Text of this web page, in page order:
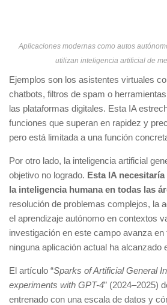
Aplicaciones modernas como autos
utilizan inteligencia artificial de
Ejemplos son los asistentes virtuales
chatbots, filtros de spam o
las plataformas digitales. Esta IA
funciones que superan en rapidez y
pero está limitada a una función
Por otro lado, la inteligencia artificial
objetivo no logrado. Esta IA
la inteligencia humana en todas las
resolución de problemas complejos, la
el aprendizaje autónomo en contextos
investigación en este campo avanza en
ninguna aplicación actual ha alcanzado
El artículo “Sparks of Artificial General
experiments with GPT-4” (2024–2025)
entrenado con una escala de datos y